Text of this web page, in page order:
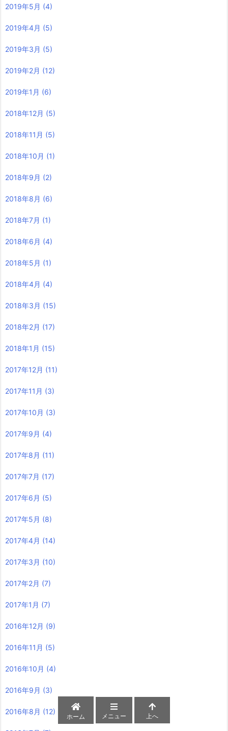
2019年5月 (4)
2019年4月 (5)
2019年3月 (5)
2019年2月 (12)
2019年1月 (6)
2018年12月 (5)
2018年11月 (5)
2018年10月 (1)
2018年9月 (2)
2018年8月 (6)
2018年7月 (1)
2018年6月 (4)
2018年5月 (1)
2018年4月 (4)
2018年3月 (15)
2018年2月 (17)
2018年1月 (15)
2017年12月 (11)
2017年11月 (3)
2017年10月 (3)
2017年9月 (4)
2017年8月 (11)
2017年7月 (17)
2017年6月 (5)
2017年5月 (8)
2017年4月 (14)
2017年3月 (10)
2017年2月 (7)
2017年1月 (7)
2016年12月 (9)
2016年11月 (5)
2016年10月 (4)
2016年9月 (3)
2016年8月 (12)
ホーム メニュー 上へ